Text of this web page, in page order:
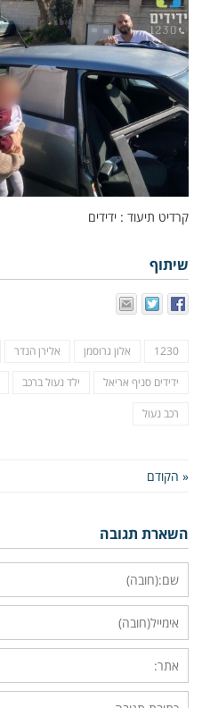
קרדיט תיעוד : ידידים
שיתוף
1230 אלון גרוסמן אלירן הנדר
ידידים סניף אריאל ילד נעול ברכב
רכב נעול
« הקודם
השארת תגובה